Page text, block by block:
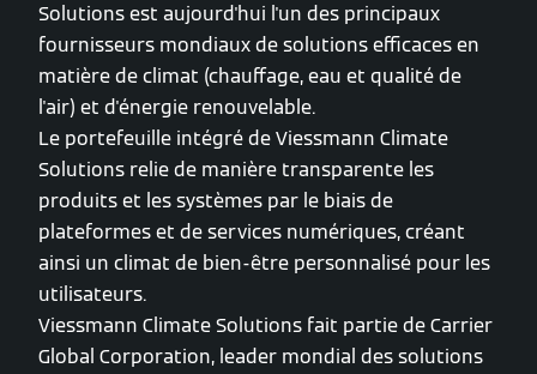
Solutions est aujourd'hui l'un des principaux
fournisseurs mondiaux de solutions efficaces en
matière de climat (chauffage, eau et qualité de
l'air) et d'énergie renouvelable.
Le portefeuille intégré de Viessmann Climate
Solutions relie de manière transparente les
produits et les systèmes par le biais de
plateformes et de services numériques, créant
ainsi un climat de bien-être personnalisé pour les
utilisateurs.
Viessmann Climate Solutions fait partie de Carrier
Global Corporation, leader mondial des solutions